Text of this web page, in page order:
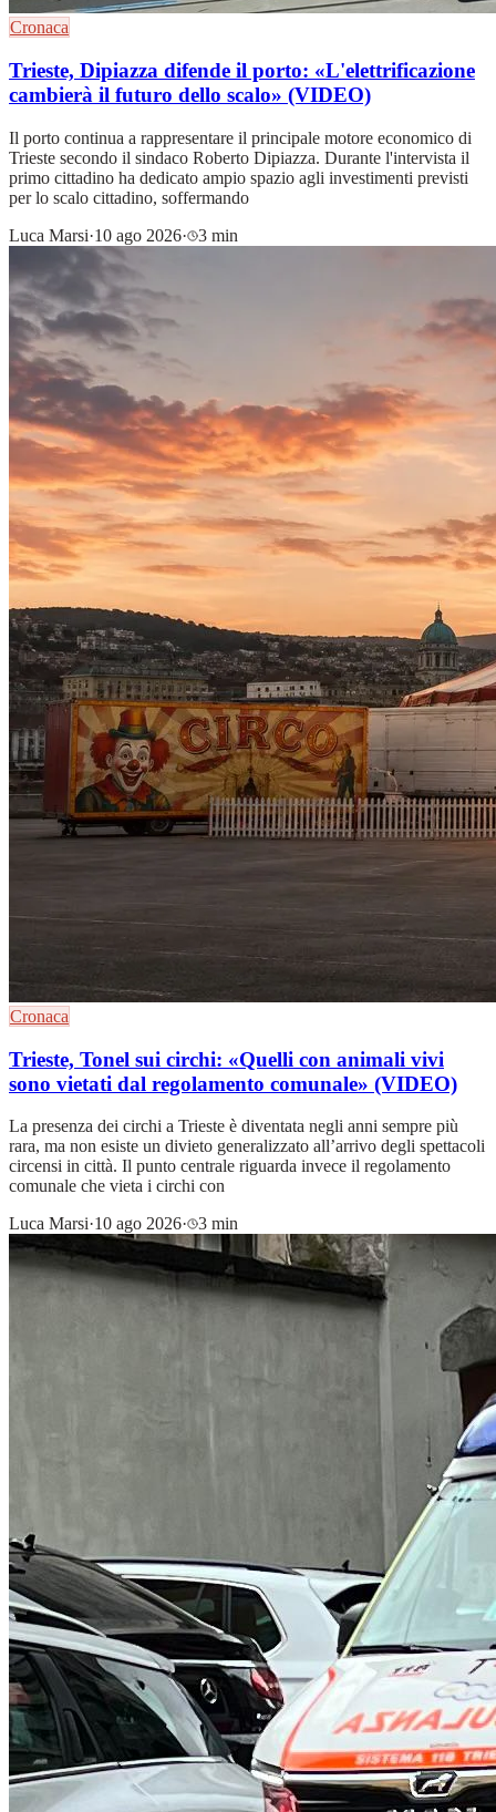
Cronaca
Trieste, Dipiazza difende il porto: «L'elettrificazione
cambierà il futuro dello scalo» (VIDEO)
Il porto continua a rappresentare il principale motore economico di
Trieste secondo il sindaco Roberto Dipiazza. Durante l'intervista il
primo cittadino ha dedicato ampio spazio agli investimenti previsti
per lo scalo cittadino, soffermando
Luca Marsi·10 ago 2026· 3 min
Cronaca
Trieste, Tonel sui circhi: «Quelli con animali vivi
sono vietati dal regolamento comunale» (VIDEO)
La presenza dei circhi a Trieste è diventata negli anni sempre più
rara, ma non esiste un divieto generalizzato all’arrivo degli spettacoli
circensi in città. Il punto centrale riguarda invece il regolamento
comunale che vieta i circhi con
Luca Marsi·10 ago 2026· 3 min